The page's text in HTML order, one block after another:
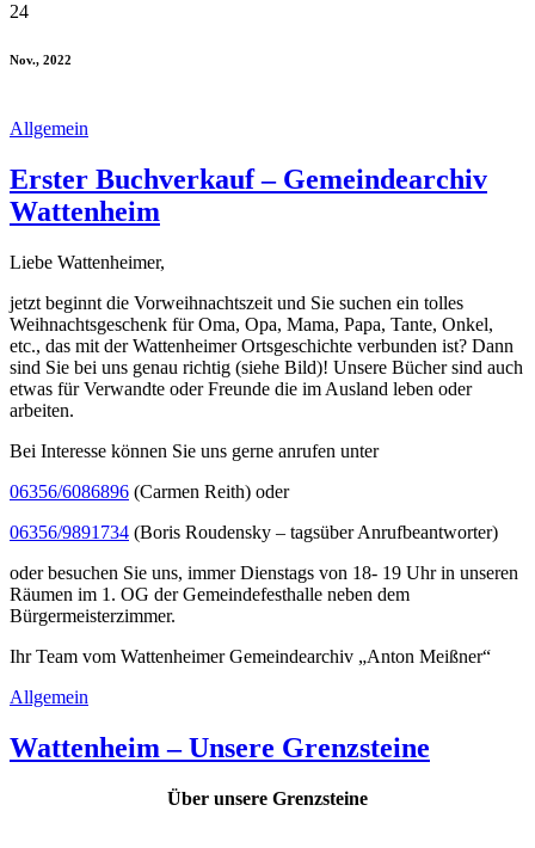
24
Nov., 2022
Allgemein
Erster Buchverkauf – Gemeindearchiv
Wattenheim
Liebe Wattenheimer,
jetzt beginnt die Vorweihnachtszeit und Sie suchen ein tolles
Weihnachtsgeschenk für Oma, Opa, Mama, Papa, Tante, Onkel,
etc., das mit der Wattenheimer Ortsgeschichte verbunden ist? Dann
sind Sie bei uns genau richtig (siehe Bild)! Unsere Bücher sind auch
etwas für Verwandte oder Freunde die im Ausland leben oder
arbeiten.
Bei Interesse können Sie uns gerne anrufen unter
06356/6086896 (Carmen Reith) oder
06356/9891734 (Boris Roudensky – tagsüber Anrufbeantworter)
oder besuchen Sie uns, immer Dienstags von 18- 19 Uhr in unseren
Räumen im 1. OG der Gemeindefesthalle neben dem
Bürgermeisterzimmer.
Ihr Team vom Wattenheimer Gemeindearchiv „Anton Meißner“
Allgemein
Wattenheim – Unsere Grenzsteine
Über unsere Grenzsteine